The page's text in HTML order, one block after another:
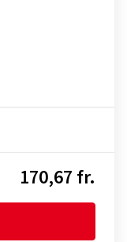
170,67 fr.